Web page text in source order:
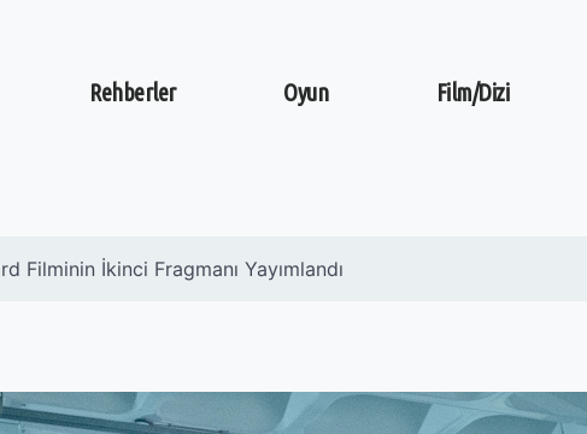
Rehberler Oyun Film/Dizi
Filminin İkinci Fragmanı Yayımlandı